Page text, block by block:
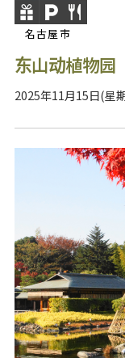
名古屋市
东山动植物
2025年11月15日(星